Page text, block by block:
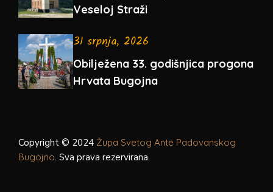
Veseloj Straži
31 srpnja, 2026
Obilježena 33. godišnjica progona
Hrvata Bugojna
Copyright © 2024 Župa Svetog Ante Padovanskog
Bugojno. Sva prava rezervirana.